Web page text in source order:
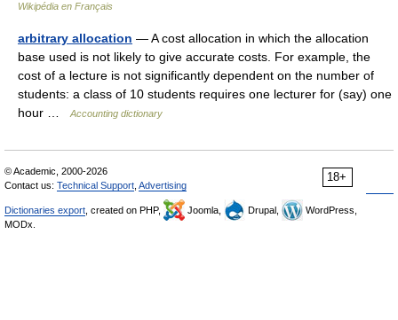
Wikipédia en Français
arbitrary allocation — A cost allocation in which the allocation
base used is not likely to give accurate costs. For example, the
cost of a lecture is not significantly dependent on the number of
students: a class of 10 students requires one lecturer for (say) one
hour …
Accounting dictionary
18+
© Academic, 2000-2026
Contact us: Technical Support Advertising
Dictionaries export , created on PHP, Joomla, Drupal,
WordPress,
MODx.